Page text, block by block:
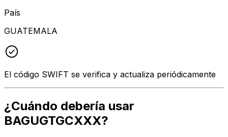
País
GUATEMALA
El código SWIFT se verifica y actualiza periódicamente
¿Cuándo debería usar
BAGUGTGCXXX?